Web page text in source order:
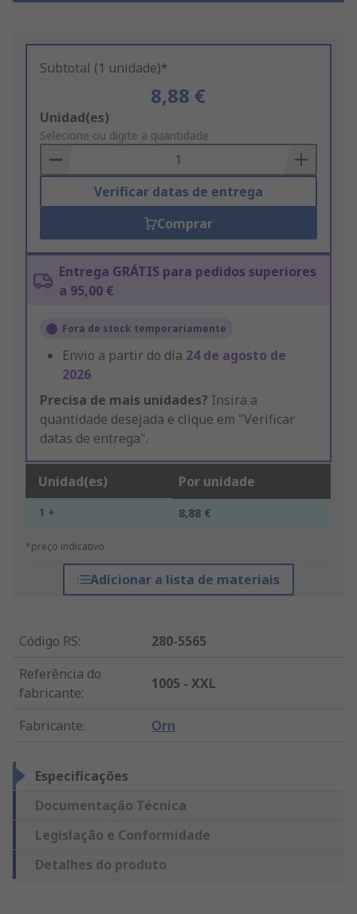
Subtotal (1 unidade)*
8,88 €
Add
to
Basket
Unidad(es)
Selecione ou digite a quantidade
Verificar datas de entrega
Comprar
Entrega GRÁTIS para pedidos superiores
a 95,00 €
Fora de stock temporariamente
Envio a partir do dia 24 de agosto de
2026
Precisa de mais unidades? Insira a
quantidade desejada e clique em "Verificar
datas de entrega".
Unidad(es) Por unidade
1 + 8,88 €
*preço indicativo
Adicionar a lista de materiais
Código RS:
280-5565
Referência do
fabricante:
1005 - XXL
Fabricante: Orn
Especificações
Documentação Técnica
Legislação e Conformidade
Detalhes do produto